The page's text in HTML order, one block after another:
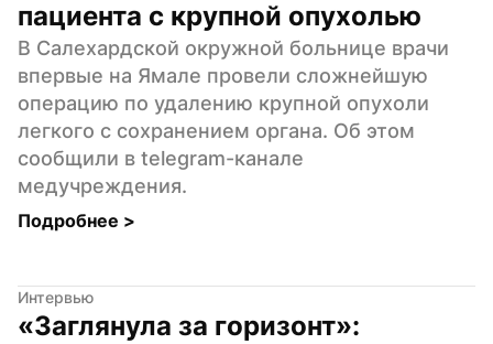
пациента с крупной опухолью
В Салехардской окружной больнице врачи
впервые на Ямале провели сложнейшую
операцию по удалению крупной опухоли
легкого с сохранением органа. Об этом
сообщили в telegram-канале
медучреждения.
Подробнее >
Интервью
«Заглянула за горизонт»: